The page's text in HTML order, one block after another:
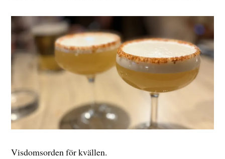
Visdomsorden för kvällen.